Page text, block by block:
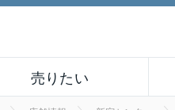
売りたい